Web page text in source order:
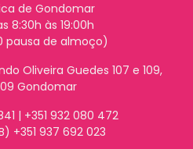
de Gondomar
8:30h às 19:00h
pausa de almoço)
Oliveira Guedes 107 e 109,
Gondomar
| +351 932 080 472
+351 937 692 023